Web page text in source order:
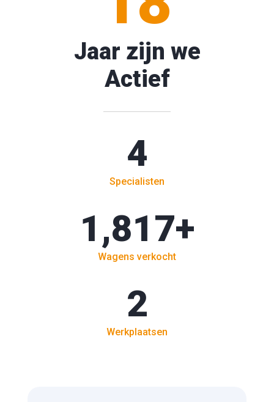
Jaar zijn we
Actief
Specialisten
4
Wagens verkocht
1,817+
Werkplaatsen
2